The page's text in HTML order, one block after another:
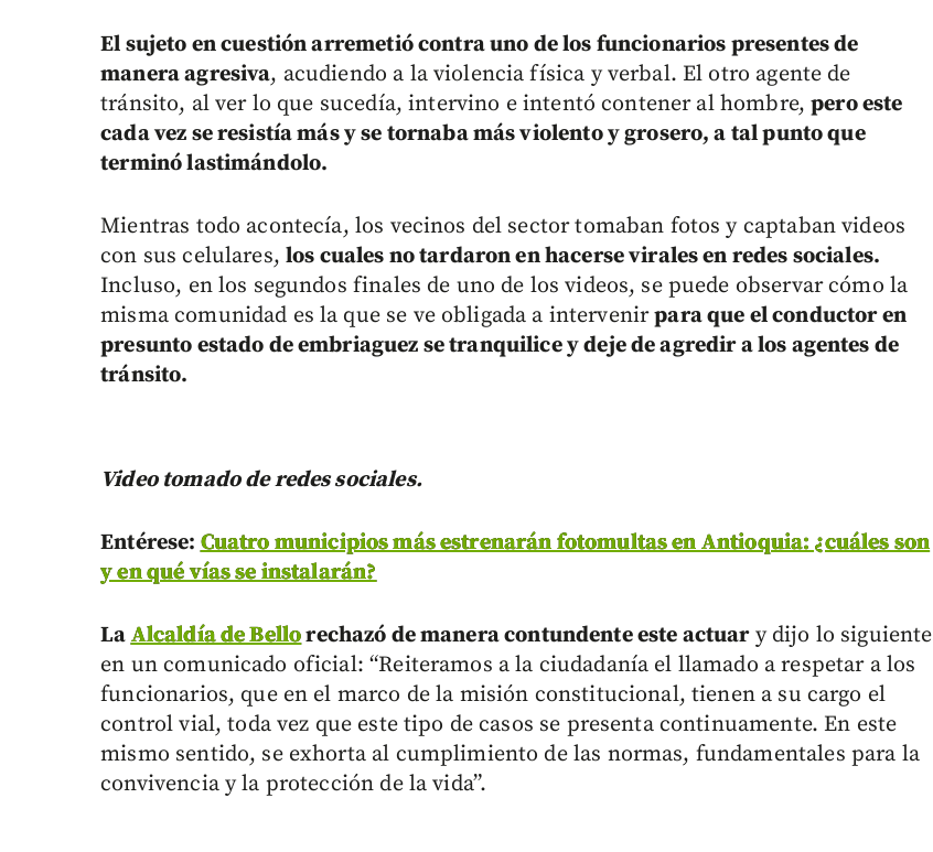
El sujeto en cuestión arremetió contra uno de los funcionarios presentes de
manera agresiva, acudiendo a la violencia física y verbal. El otro agente de
tránsito, al ver lo que sucedía, intervino e intentó contener al hombre,pero este
cada vez se resistía más y se tornaba más violento y grosero, a tal punto que
terminó lastimándolo.
Mientras todo acontecía, los vecinos del sector tomaban fotos y captaban videos
con sus celulares,los cuales no tardaron en hacerse virales en redes sociales.
Incluso, en los segundos finales de uno de los videos, se puede observar cómo la
misma comunidad es la que se ve obligada a intervenirpara que el conductor en
presunto estado de embriaguez se tranquilice y deje de agredir a los agentes de
tránsito.
Video tomado de redes sociales.
Entérese:Cuatro municipios más estrenarán fotomultas en Antioquia: ¿cuáles son
y en qué vías se instalarán?
LaAlcaldía de Bellorechazó de manera contundente este actuary dijo lo siguiente
en un comunicado oficial: “Reiteramos a la ciudadanía el llamado a respetar a los
funcionarios, que en el marco de la misión constitucional, tienen a su cargo el
control vial, toda vez que este tipo de casos se presenta continuamente. En este
mismo sentido, se exhorta al cumplimiento de las normas, fundamentales para la
convivencia y la protección de la vida”.